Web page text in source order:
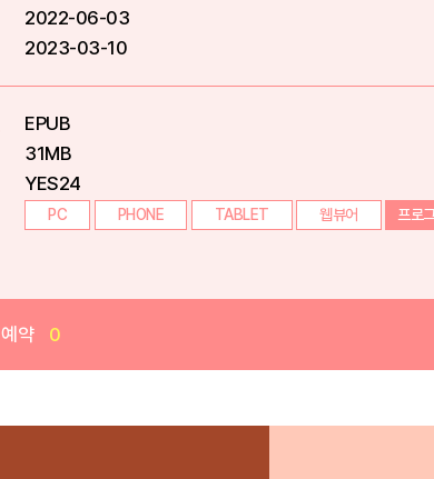
2022-06-03
2023-03-10
EPUB
31MB
YES24
PC PHONE TABLET 웹뷰어 프로
예약 0